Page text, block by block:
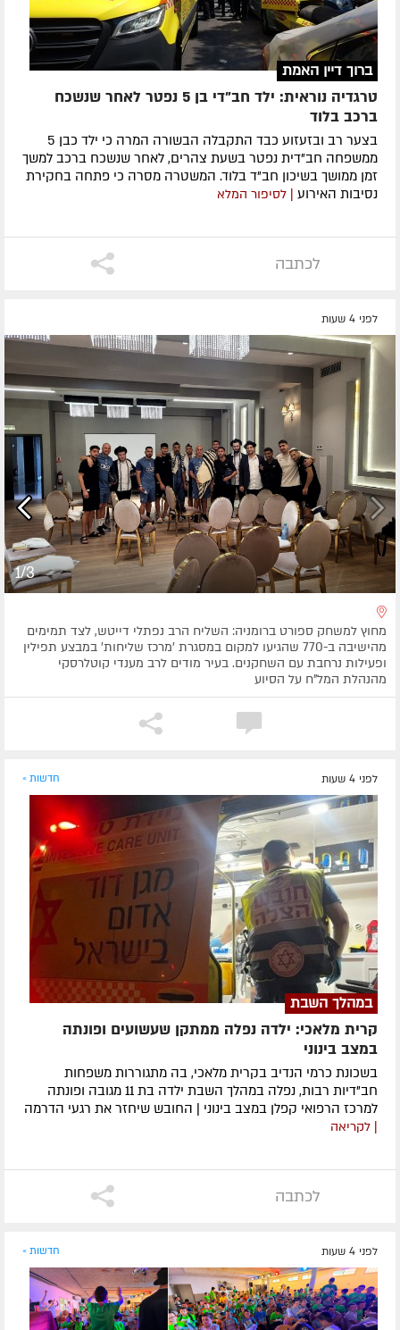
ברוך דיין האמת
טרגדיה נוראית: ילד חב"די בן 5 נפטר לאחר שנשכח
ברכב בלוד
בצער רב ובזעזוע כבד התקבלה הבשורה המרה כי ילד כבן 5
ממשפחה חב"דית נפטר בשעת צהרים, לאחר שנשכח ברכב למשך
זמן ממושך בשיכון חב"ד בלוד. המשטרה מסרה כי פתחה בחקירת
נסיבות האירוע
| לסיפור המלא
לכתבה
לפני 4 שעות
1/3
מחוץ למשחק ספורט ברומניה: השליח הרב נפתלי דייטש, לצד תמימים
מהישיבה ב-770 שהגיעו למקום במסגרת 'מרכז שליחות' במבצע תפילין
ופעילות נרחבת עם השחקנים. בעיר מודים לרב מענדי קוטלרסקי
מהנהלת המל"ח על הסיוע
לפני 4 שעות חדשות »
במהלך השבת
קרית מלאכי: ילדה נפלה ממתקן שעשועים ופונתה
במצב בינוני
בשכונת כרמי הנדיב בקרית מלאכי, בה מתגוררות משפחות
חב"דיות רבות, נפלה במהלך השבת ילדה בת 11 מגובה ופונתה
למרכז הרפואי קפלן במצב בינוני | החובש שיחזר את רגעי הדרמה
| לקריאה
לכתבה
לפני 4 שעות חדשות »